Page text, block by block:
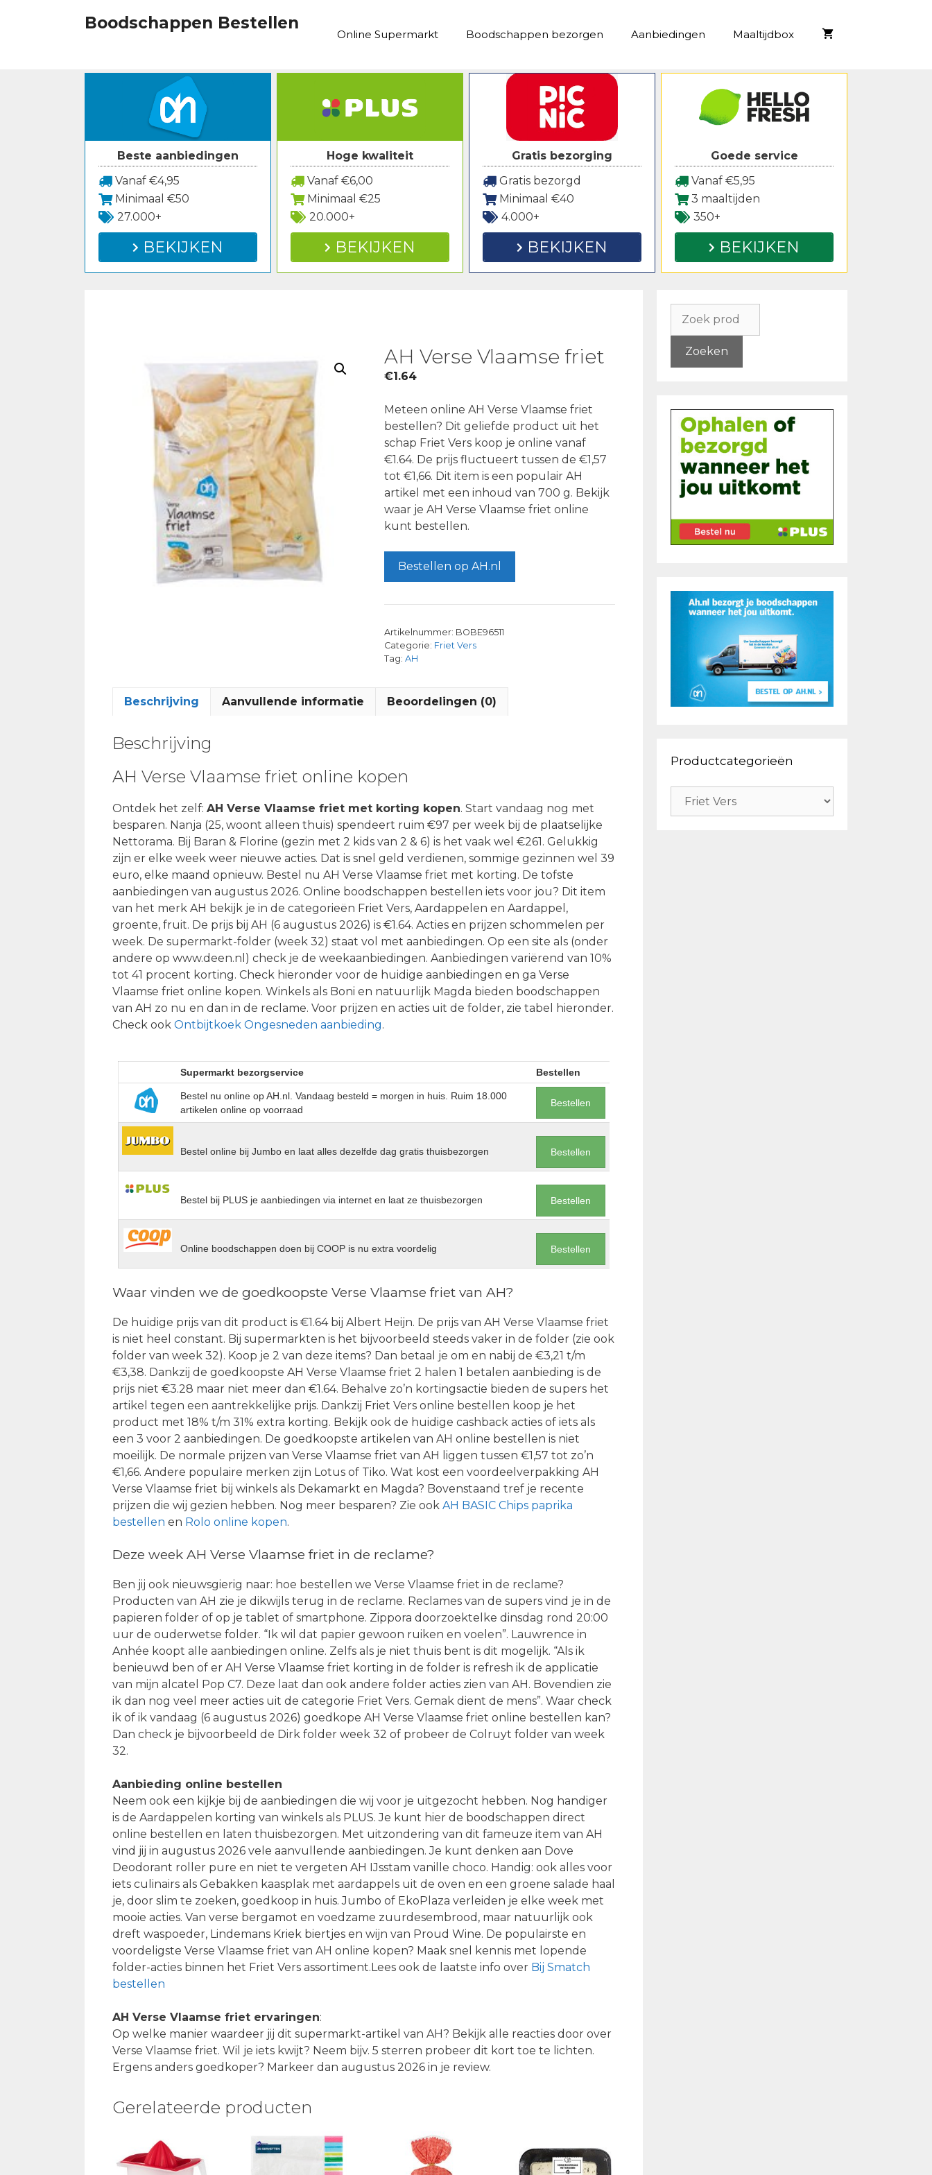
Boodschappen Bestellen
Online Supermarkt Boodschappen bezorgen Aanbiedingen Maaltijdbox
Beste aanbiedingen
Vanaf €4,95
Minimaal €50
27.000+
BEKIJKEN
Hoge kwaliteit
Vanaf €6,00
Minimaal €25
20.000+
BEKIJKEN
Gratis bezorging
Gratis bezorgd
Minimaal €40
4.000+
BEKIJKEN
Goede service
Vanaf €5,95
3 maaltijden
350+
BEKIJKEN
AH Verse Vlaamse friet
€1.64
Meteen online AH Verse Vlaamse friet
bestellen? Dit geliefde product uit het
schap Friet Vers koop je online vanaf
€1.64. De prijs fluctueert tussen de €1,57
tot €1,66. Dit item is een populair AH
artikel met een inhoud van 700 g. Bekijk
waar je AH Verse Vlaamse friet online
kunt bestellen.
Bestellen op AH.nl
Artikelnummer: BOBE96511
Categorie: Friet Vers
Tag: AH
Beschrijving Aanvullende informatie Beoordelingen (0)
Beschrijving
AH Verse Vlaamse friet online kopen
Ontdek het zelf: AH Verse Vlaamse friet met korting kopen. Start vandaag nog met
besparen. Nanja (25, woont alleen thuis) spendeert ruim €97 per week bij de plaatselijke
Nettorama. Bij Baran & Florine (gezin met 2 kids van 2 & 6) is het vaak wel €261. Gelukkig
zijn er elke week weer nieuwe acties. Dat is snel geld verdienen, sommige gezinnen wel 39
euro, elke maand opnieuw. Bestel nu AH Verse Vlaamse friet met korting. De tofste
aanbiedingen van augustus 2026. Online boodschappen bestellen iets voor jou? Dit item
van het merk AH bekijk je in de categorieën Friet Vers, Aardappelen en Aardappel,
groente, fruit. De prijs bij AH (6 augustus 2026) is €1.64. Acties en prijzen schommelen per
week. De supermarkt-folder (week 32) staat vol met aanbiedingen. Op een site als (onder
andere op www.deen.nl) check je de weekaanbiedingen. Aanbiedingen variërend van 10%
tot 41 procent korting. Check hieronder voor de huidige aanbiedingen en ga Verse
Vlaamse friet online kopen. Winkels als Boni en natuurlijk Magda bieden boodschappen
van AH zo nu en dan in de reclame. Voor prijzen en acties uit de folder, zie tabel hieronder.
Check ook Ontbijtkoek Ongesneden aanbieding.
Supermarkt bezorgservice Bestellen
Bestel nu online op AH.nl. Vandaag besteld = morgen in huis. Ruim 18.000
artikelen online op voorraad
Bestellen
Bestel online bij Jumbo en laat alles dezelfde dag gratis thuisbezorgen Bestellen
Bestel bij PLUS je aanbiedingen via internet en laat ze thuisbezorgen Bestellen
Online boodschappen doen bij COOP is nu extra voordelig Bestellen
Waar vinden we de goedkoopste Verse Vlaamse friet van AH?
De huidige prijs van dit product is €1.64 bij Albert Heijn. De prijs van AH Verse Vlaamse friet
is niet heel constant. Bij supermarkten is het bijvoorbeeld steeds vaker in de folder (zie ook
folder van week 32). Koop je 2 van deze items? Dan betaal je om en nabij de €3,21 t/m
€3,38. Dankzij de goedkoopste AH Verse Vlaamse friet 2 halen 1 betalen aanbieding is de
prijs niet €3.28 maar niet meer dan €1.64. Behalve zo’n kortingsactie bieden de supers het
artikel tegen een aantrekkelijke prijs. Dankzij Friet Vers online bestellen koop je het
product met 18% t/m 31% extra korting. Bekijk ook de huidige cashback acties of iets als
een 3 voor 2 aanbiedingen. De goedkoopste artikelen van AH online bestellen is niet
moeilijk. De normale prijzen van Verse Vlaamse friet van AH liggen tussen €1,57 tot zo’n
€1,66. Andere populaire merken zijn Lotus of Tiko. Wat kost een voordeelverpakking AH
Verse Vlaamse friet bij winkels als Dekamarkt en Magda? Bovenstaand tref je recente
prijzen die wij gezien hebben. Nog meer besparen? Zie ook AH BASIC Chips paprika
bestellen en Rolo online kopen.
Deze week AH Verse Vlaamse friet in de reclame?
Ben jij ook nieuwsgierig naar: hoe bestellen we Verse Vlaamse friet in de reclame?
Producten van AH zie je dikwijls terug in de reclame. Reclames van de supers vind je in de
papieren folder of op je tablet of smartphone. Zippora doorzoektelke dinsdag rond 20:00
uur de ouderwetse folder. “Ik wil dat papier gewoon ruiken en voelen”. Lauwrence in
Anhée koopt alle aanbiedingen online. Zelfs als je niet thuis bent is dit mogelijk. “Als ik
benieuwd ben of er AH Verse Vlaamse friet korting in de folder is refresh ik de applicatie
van mijn alcatel Pop C7. Deze laat dan ook andere folder acties zien van AH. Bovendien zie
ik dan nog veel meer acties uit de categorie Friet Vers. Gemak dient de mens”. Waar check
ik of ik vandaag (6 augustus 2026) goedkope AH Verse Vlaamse friet online bestellen kan?
Dan check je bijvoorbeeld de Dirk folder week 32 of probeer de Colruyt folder van week
32.
Aanbieding online bestellen
Neem ook een kijkje bij de aanbiedingen die wij voor je uitgezocht hebben. Nog handiger
is de Aardappelen korting van winkels als PLUS. Je kunt hier de boodschappen direct
online bestellen en laten thuisbezorgen. Met uitzondering van dit fameuze item van AH
vind jij in augustus 2026 vele aanvullende aanbiedingen. Je kunt denken aan Dove
Deodorant roller pure en niet te vergeten AH IJsstam vanille choco. Handig: ook alles voor
iets culinairs als Gebakken kaasplak met aardappels uit de oven en een groene salade haal
je, door slim te zoeken, goedkoop in huis. Jumbo of EkoPlaza verleiden je elke week met
mooie acties. Van verse bergamot en voedzame zuurdesembrood, maar natuurlijk ook
dreft waspoeder, Lindemans Kriek biertjes en wijn van Proud Wine. De populairste en
voordeligste Verse Vlaamse friet van AH online kopen? Maak snel kennis met lopende
folder-acties binnen het Friet Vers assortiment.Lees ook de laatste info over Bij Smatch
bestellen
AH Verse Vlaamse friet ervaringen:
Op welke manier waardeer jij dit supermarkt-artikel van AH? Bekijk alle reacties door over
Verse Vlaamse friet. Wil je iets kwijt? Neem bijv. 5 sterren probeer dit kort toe te lichten.
Ergens anders goedkoper? Markeer dan augustus 2026 in je review.
Gerelateerde producten
naar:
Zoeken
Productcategorieën